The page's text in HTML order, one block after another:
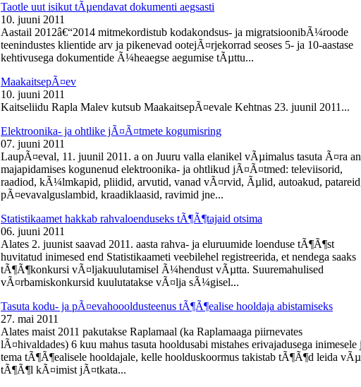
Taotle uut isikut tÃµendavat dokumenti aegsasti
10. juuni 2011
Aastail 2012â€“2014 mitmekordistub kodakondsus- ja migratsioonibÃ¼roode
teenindustes klientide arv ja pikenevad ootejÃ¤rjekorrad seoses 5- ja 10-aastase
kehtivusega dokumentide Ã¼heaegse aegumise tÃµttu...
MaakaitsepÃ¤ev
10. juuni 2011
Kaitseliidu Rapla Malev kutsub MaakaitsepÃ¤evale Kehtnas 23. juunil 2011...
Elektroonika- ja ohtlike jÃ¤Ã¤tmete kogumisring
07. juuni 2011
LaupÃ¤eval, 11. juunil 2011. a on Juuru valla elanikel vÃµimalus tasuta Ã¤ra
majapidamises kogunenud elektroonika- ja ohtlikud jÃ¤Ã¤tmed: televiisorid,
raadiod, kÃ¼lmkapid, pliidid, arvutid, vanad vÃ¤rvid, Ãµlid, autoakud,
pÃ¤evavalguslambid, kraadiklaasid, ravimid jne...
Statistikaamet hakkab rahvaloenduseks tÃ¶Ã¶tajaid otsima
06. juuni 2011
Alates 2. juunist saavad 2011. aasta rahva- ja eluruumide loenduse tÃ¶Ã¶st
huvitatud inimesed end Statistikaameti veebilehel registreerida, et nendega saaks
tÃ¶Ã¶konkursi vÃ¤ljakuulutamisel Ã¼hendust vÃµtta. Suuremahulised
vÃ¤rbamiskonkursid kuulutatakse vÃ¤lja sÃ¼gisel...
Tasuta kodu- ja pÃ¤evahoooldusteenus tÃ¶Ã¶ealise hooldaja abistamiseks
27. mai 2011
Alates maist 2011 pakutakse Raplamaal (ka Raplamaaga piirnevates
lÃ¤hivaldades) 6 kuu mahus tasuta hooldusabi mistahes erivajadusega inimesele
tema tÃ¶Ã¶ealisele hooldajale, kelle hoolduskoormus takistab tÃ¶Ã¶d leida
tÃ¶Ã¶l kÃ¤imist jÃ¤tkata...